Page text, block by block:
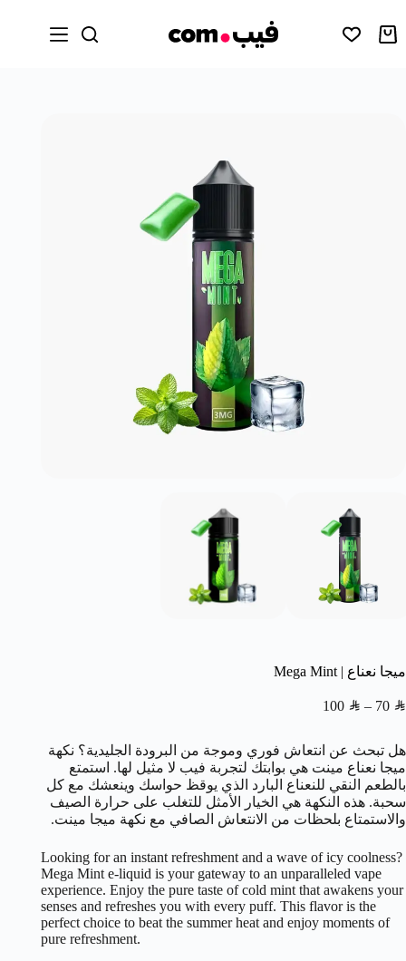
ميجا نعناع | Mega Mint
70 SAR
–
100 SAR
هل تبحث عن انتعاش فوري وموجة من البرودة الجليدية؟ نكهة
ميجا نعناع مينت هي بوابتك لتجربة فيب لا مثيل لها. استمتع
بالطعم النقي للنعناع البارد الذي يوقظ حواسك وينعشك مع كل
سحبة. هذه النكهة هي الخيار الأمثل للتغلب على حرارة الصيف
والاستمتاع بلحظات من الانتعاش الصافي مع نكهة ميجا مينت.
Looking for an instant refreshment and a wave of icy coolness?
Mega Mint e-liquid is your gateway to an unparalleled vape
experience. Enjoy the pure taste of cold mint that awakens your
senses and refreshes you with every puff. This flavor is the
perfect choice to beat the summer heat and enjoy moments of
pure refreshment.